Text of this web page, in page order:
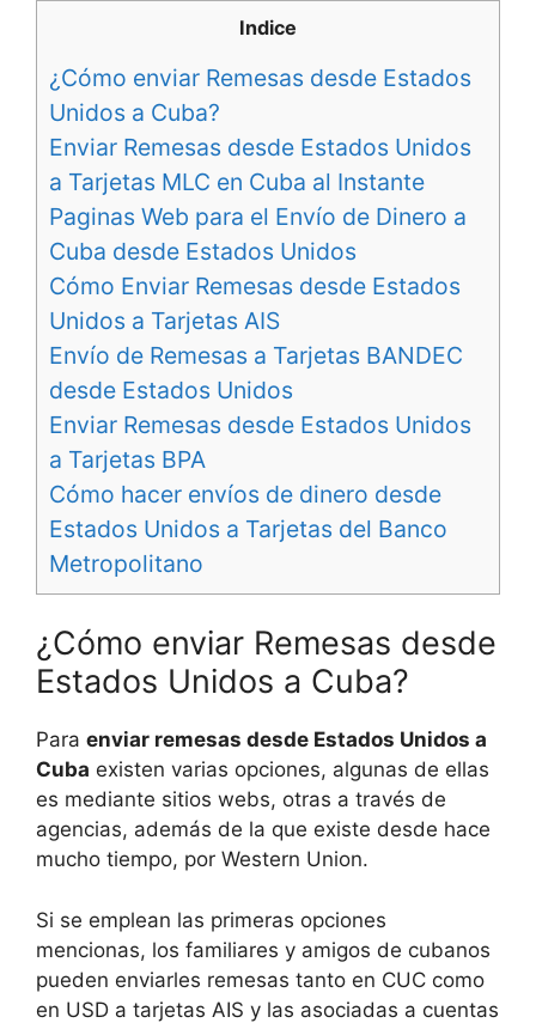
Indice
¿Cómo enviar Remesas desde Estados
Unidos a Cuba?
Enviar Remesas desde Estados Unidos
a Tarjetas MLC en Cuba al Instante
Paginas Web para el Envío de Dinero a
Cuba desde Estados Unidos
Cómo Enviar Remesas desde Estados
Unidos a Tarjetas AIS
Envío de Remesas a Tarjetas BANDEC
desde Estados Unidos
Enviar Remesas desde Estados Unidos
a Tarjetas BPA
Cómo hacer envíos de dinero desde
Estados Unidos a Tarjetas del Banco
Metropolitano
¿Cómo enviar Remesas desde
Estados Unidos a Cuba?
Para enviar remesas desde Estados Unidos a
Cuba existen varias opciones, algunas de ellas
es mediante sitios webs, otras a través de
agencias, además de la que existe desde hace
mucho tiempo, por Western Union.
Si se emplean las primeras opciones
mencionas, los familiares y amigos de cubanos
pueden enviarles remesas tanto en CUC como
en USD a tarjetas AIS y las asociadas a cuentas